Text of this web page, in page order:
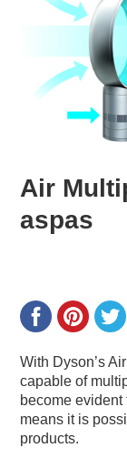
Air
aspas
With Dyson’s
capable of
become
means it is
products.